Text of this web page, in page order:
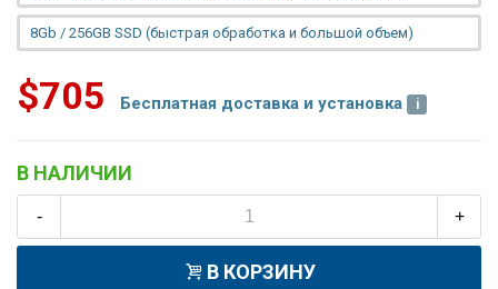
8Gb / 256GB SSD (быстрая обработка и большой объем)
$705 Бесплатная доставка и установка
В НАЛИЧИИ
- +
В КОРЗИНУ